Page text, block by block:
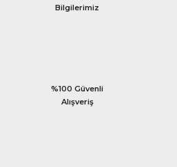
Bilgilerimiz
%100 Güvenli
Alışveriş